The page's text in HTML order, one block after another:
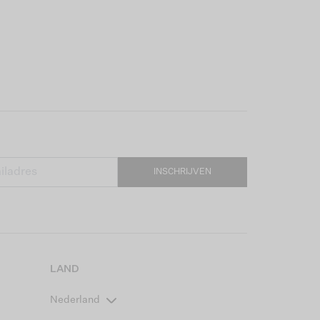
INSCHRIJVEN
LAND
Nederland